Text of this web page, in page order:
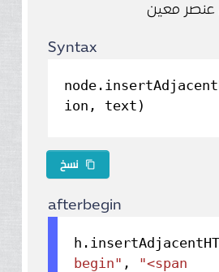
عنصر معين
Syntax
ion, text)
نسخ content_copy
afterbegin
h.
begin" , "<span